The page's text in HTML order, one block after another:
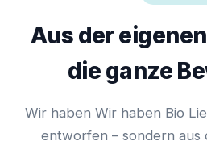
Aus der
die ganze
Wir haben Wir haben Bio
entworfen – sondern aus